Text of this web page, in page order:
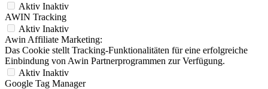
Aktiv Inaktiv
AWIN Tracking
Aktiv Inaktiv
Awin Affiliate Marketing:
Das Cookie stellt Tracking-Funktionalitäten für eine erfolgreiche
Einbindung von Awin Partnerprogrammen zur Verfügung.
Aktiv Inaktiv
Google Tag Manager